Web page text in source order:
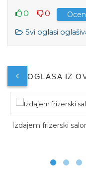
0
0
Svi oglasi
JOŠ OGLASA IZ
u Novom Sadu na